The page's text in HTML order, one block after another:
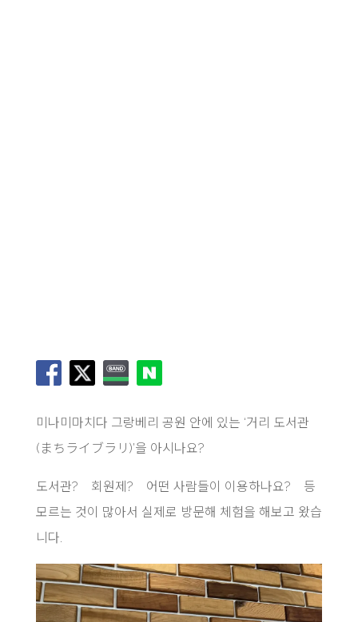
미나미마치다 그랑베리 공원 안에 있는 ‘거리 도서관
(まちライブラリ)’을 아시나요?
도서관? 회원제? 어떤 사람들이 이용하나요? 등
모르는 것이 많아서 실제로 방문해 체험을 해보고 왔습
니다.